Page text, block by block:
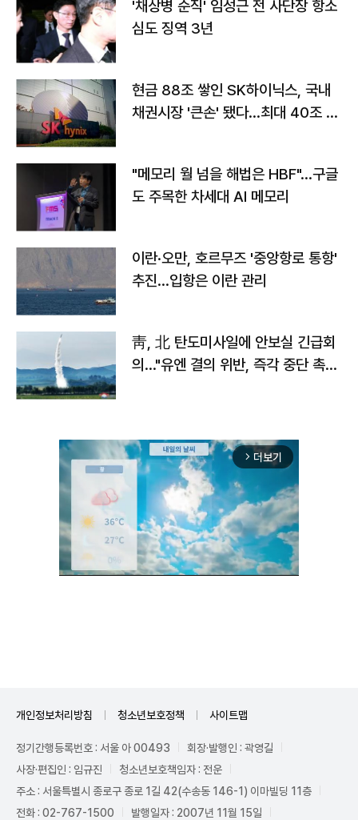
'채상병 순직' 임성근 전 사단장 항소
심도 징역 3년
현금 88조 쌓인 SK하이닉스, 국내
채권시장 '큰손' 됐다…최대 40조 투
"메모리 월 넘을 해법은 HBF"…구글
도 주목한 차세대 AI 메모리
이란·오만, 호르무즈 '중앙항로 통항'
추진…입항은 이란 관리
靑, 北 탄도미사일에 안보실 긴급회
의…"유엔 결의 위반, 즉각 중단 촉
arrow_forward_ios 더보기
개인정보처리방침 청소년보호정책 사이트맵
정기간행등록번호 : 서울 아 00493
회장·발행인 : 곽영길
사장·편집인 : 임규진
청소년보호책임자 : 전운
주소 : 서울특별시 종로구 종로 1길 42(수송동 146-1) 이마빌딩 11층
전화 : 02-767-1500
발행일자 : 2007년 11월 15일